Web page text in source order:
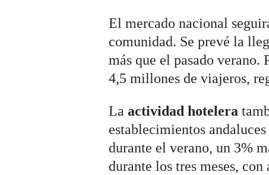
El mercado nacional
comunidad. Se prevé la
más que el pasado
4,5 millones de viajeros,
Laactividad hotelera
establecimientos
durante el verano, un 3%
durante los tres meses,